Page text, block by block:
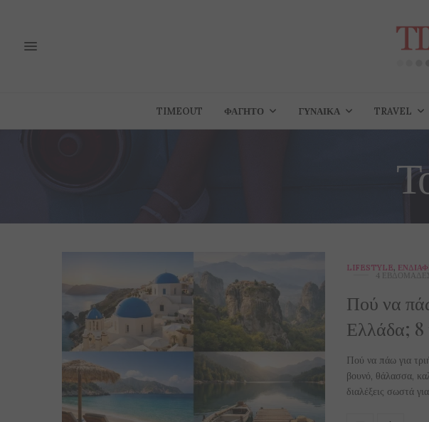
TIMEOUT ΦΑΓΗΤΌ ΓΥΝΑΊΚΑ TRAVEL
LIFESTYLE,
4
Πού να
Ελλάδα; 8
Πού να πάω για
βουνό, θάλασσα,
διαλέξεις σωστά